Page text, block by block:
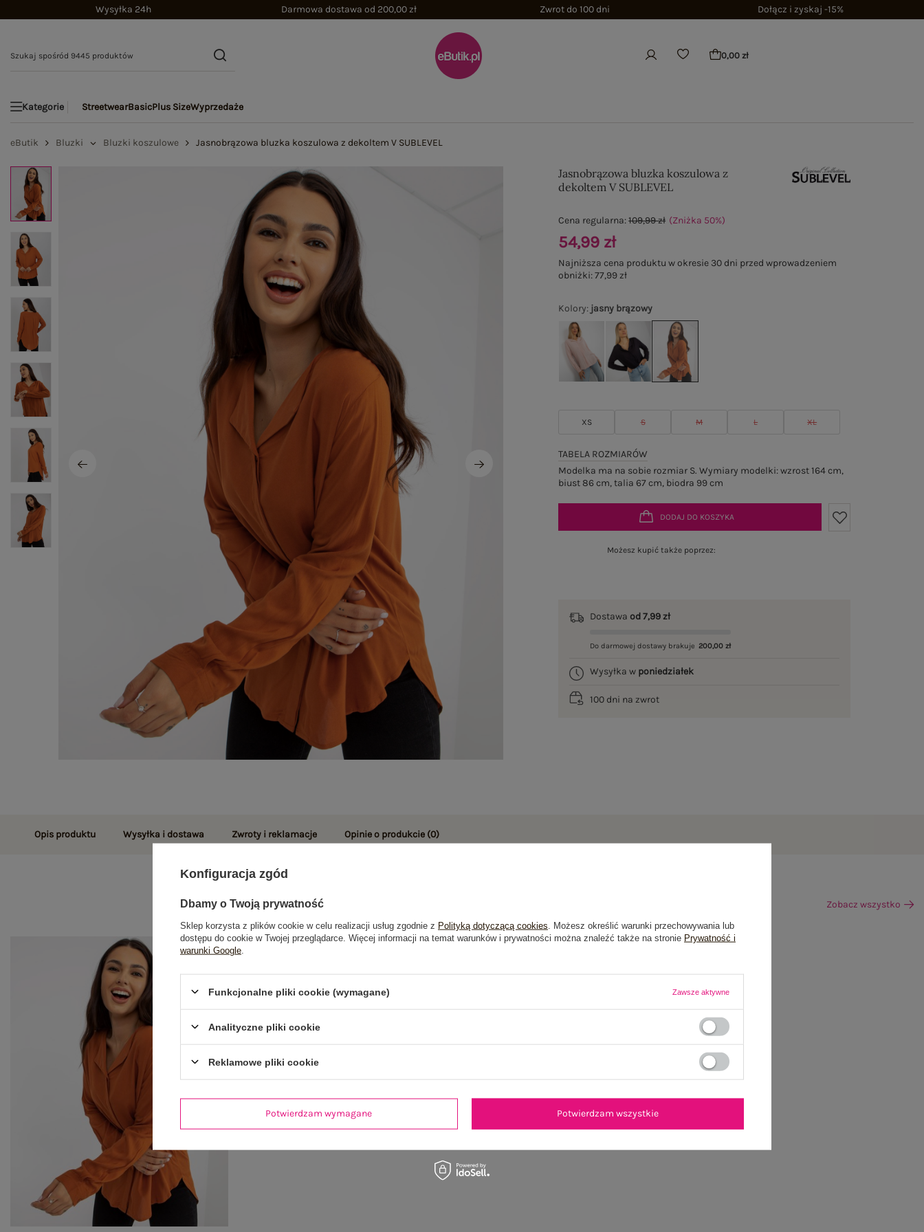
Wysyłka 24h Darmowa dostawa od 200,00 zł Zwrot do 100 dni Dołącz i zyskaj -15%
0,00 zł
Kategorie StreetwearBasicPlus SizeWyprzedaże
eButik Bluzki Bluzki koszulowe Jasnobrązowa bluzka koszulowa z dekoltem V SUBLEVEL
Jasnobrązowa bluzka koszulowa z
dekoltem V SUBLEVEL
Kolory: jasny brązowy
XS S M L XL
TABELA ROZMIARÓW
Modelka ma na sobie rozmiar S. Wymiary modelki: wzrost 164 cm,
biust 86 cm, talia 67 cm, biodra 99 cm
Cena regularna:109,99 zł (Zniżka 50%)
54,99 zł
Najniższa cena produktu w okresie 30 dni przed wprowadzeniem
obniżki:77,99 zł
DODAJ DO KOSZYKA
Możesz kupić także poprzez:
Dostawaod 7,99 zł
Do darmowej dostawy brakuje 200,00 zł
Wysyłka w poniedziałek
100 dni na zwrot
Opis produktu Wysyłka i dostawa Zwroty i reklamacje Opinie o produkcie (0)
Zobacz wszystko
Konfiguracja zgód
Dbamy o Twoją prywatność
Sklep korzysta z plików cookie w celu realizacji usług zgodnie z Polityką dotyczącą cookies . Możesz określić warunki przechowywania lub
dostępu do cookie w Twojej przeglądarce. Więcej informacji na temat warunków i prywatności można znaleźć także na stronie Prywatność i
warunki Google
Funkcjonalne pliki cookie (wymagane) Zawsze aktywne
Analityczne pliki cookie
Reklamowe pliki cookie
Potwierdzam wymagane Potwierdzam wszystkie